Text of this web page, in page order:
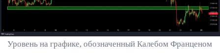
Уровень на графике, обозначенный Калебом Франценом